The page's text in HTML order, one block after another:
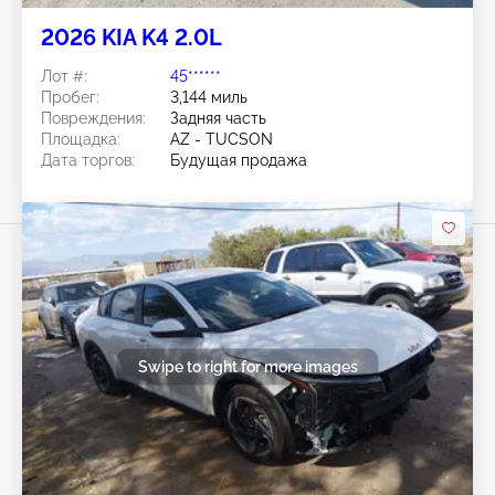
2026 KIA K4 2.0L
Лот #:
45******
Пробег:
3,144 миль
Повреждения:
Задняя часть
Площадка:
AZ - TUCSON
Дата торгов:
Будущая продажа
Swipe to right for more images